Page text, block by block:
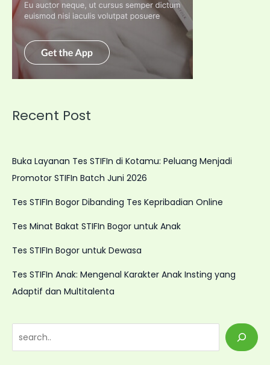
Recent Post
Buka Layanan Tes STIFIn di Kotamu: Peluang Menjadi
Promotor STIFIn Batch Juni 2026
Tes STIFIn Bogor Dibanding Tes Kepribadian Online
Tes Minat Bakat STIFIn Bogor untuk Anak
Tes STIFIn Bogor untuk Dewasa
Tes STIFIn Anak: Mengenal Karakter Anak Insting yang
Adaptif dan Multitalenta
e